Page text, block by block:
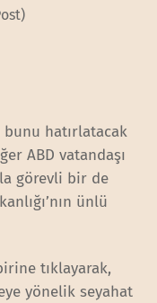
hatırlatacak
ABD vatandaşı
görevli bir de
ünlü
tıklayarak,
yönelik seyahat